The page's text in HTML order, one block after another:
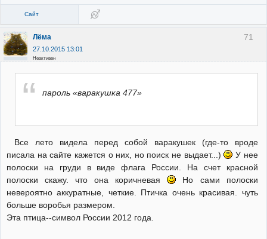
Сайт
71
Лёма
27.10.2015 13:01
Неактивен
пароль «варакушка 477»
Все лето видела перед собой варакушек (где-то вроде
писала на сайте кажется о них, но поиск не выдает...)
У нее
полоски на груди в виде флага России. На счет красной
полоски скажу. что она коричневая
Но сами полоски
невероятно аккуратные, четкие. Птичка очень красивая. чуть
больше воробья размером.
Эта птица--символ России 2012 года.